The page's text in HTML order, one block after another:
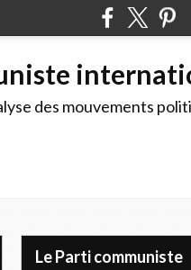
des mouvements
Le Parti communiste